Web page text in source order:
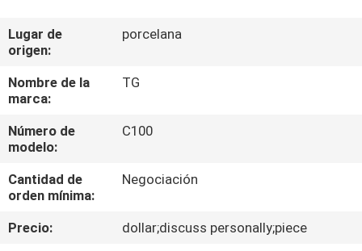
NOSOTROS
VIAJE
DE
LA
FÁBRICA
CONTROL
Lugar de
origen:
porcelana
Nombre de la
marca:
TG
Número de
modelo:
C100
Cantidad de
orden mínima:
Negociación
Precio:
dollar;discuss personally;piece